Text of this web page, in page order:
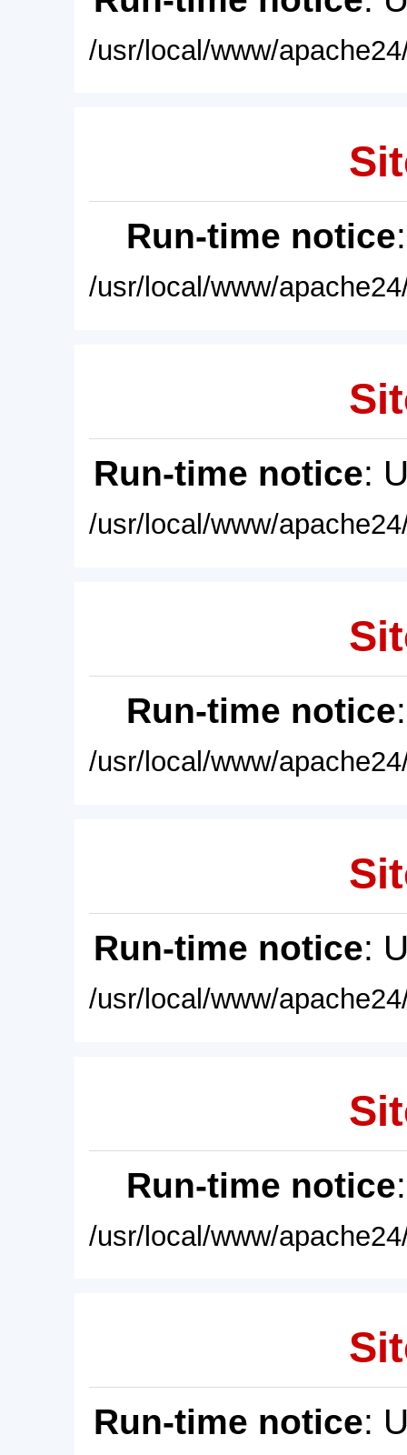
/usr/local/www/
Run-time notice
/usr/local/www/
Run-time notice:
/usr/local/www/
Run-time notice
/usr/local/www/
Run-time notice:
/usr/local/www/
Run-time notice
/usr/local/www/
Run-time notice: